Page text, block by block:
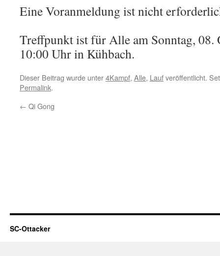
Eine Voranmeldung ist nicht
Treffpunkt ist für Alle am Sonntag, 08.
10:00 Uhr in Kühbach.
Dieser Beitrag wurde unter4Kampf, Alle, Laufveröffentlicht.
Permalink.
← Qi Gong
SC-Ottacker